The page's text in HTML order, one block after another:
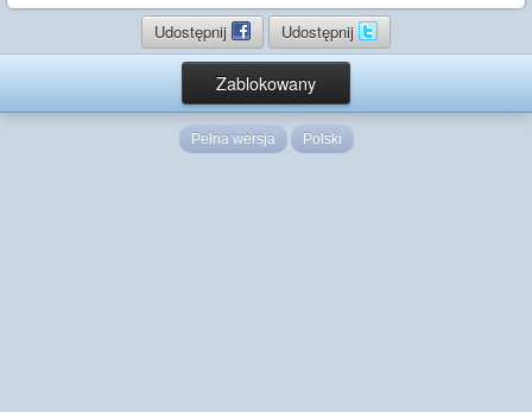
Udostępnij Udostępnij
Zablokowany
Pełna wersja Polski